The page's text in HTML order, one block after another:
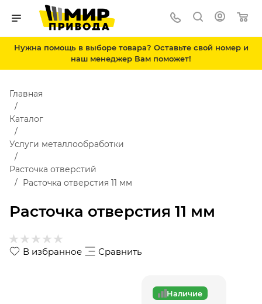
Нужна помощь в выборе товара? Оставьте свой номер и
наш менеджер Вам поможет!
Расточка отверстия 11 мм
Главная
Каталог
Услуги металлообработки
Расточка отверстий
Расточка отверстия 11 мм
В избранное Сравнить
Наличие